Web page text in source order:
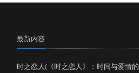
最新内容
时之恋人(《时之恋人》：时间与爱情的